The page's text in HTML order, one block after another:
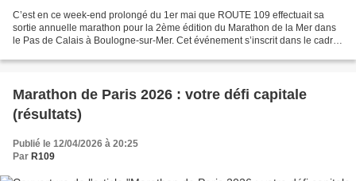
C’est en ce week-end prolongé du 1er mai que ROUTE 109 effectuait sa
sortie annuelle marathon pour la 2ème édition du Marathon de la Mer dans
le Pas de Calais à Boulogne-sur-Mer. Cet événement s’inscrit dans le cadre
Marathon de Paris 2026 : votre défi capitale
(résultats)
Publié le 12/04/2026 à 20:25
Par R109